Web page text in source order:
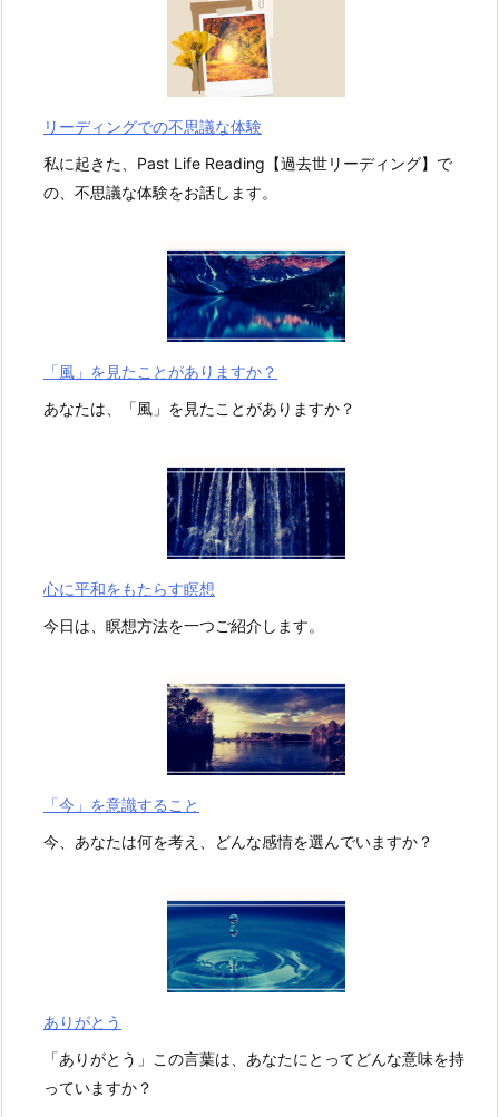
す
か？
リーディングでの不思議な体験
私に起きた、Past Life Reading【過去世リーディング】で
の、不思議な体験をお話します。
「風」を見たことがありますか？
あなたは、「風」を見たことがありますか？
心に平和をもたらす瞑想
今日は、瞑想方法を一つご紹介します。
「今」を意識すること
今、あなたは何を考え、どんな感情を選んでいますか？
ありがとう
「ありがとう」この言葉は、あなたにとってどんな意味を持
っていますか？